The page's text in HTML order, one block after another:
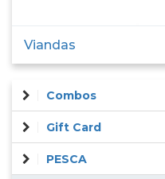
Viandas
Combos
Gift Card
PESCA